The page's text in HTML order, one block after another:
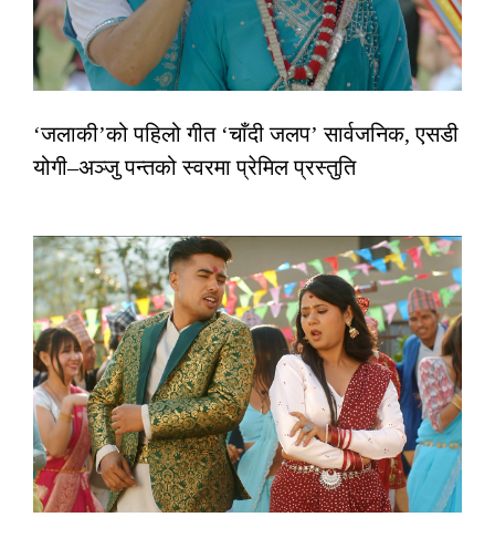
‘जलाकी’को पहिलो गीत ‘चाँदी जलप’ सार्वजनिक, एसडी
योगी–अञ्जु पन्तको स्वरमा प्रेमिल प्रस्तुति